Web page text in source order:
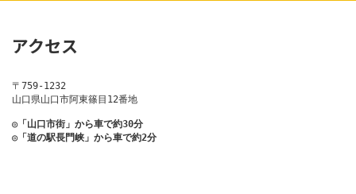
アクセス
〒759-1232
山口県山口市阿東篠目12番地
◎「山口市街」から車で約30分
◎「道の駅長門峡」から車で約2分